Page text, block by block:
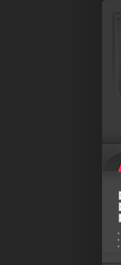
•
•
•